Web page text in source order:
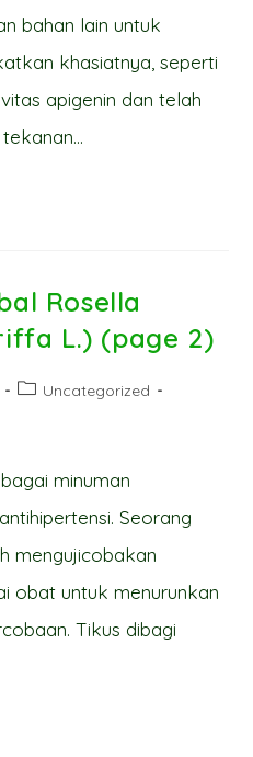
bahan lain untuk
khasiatnya, seperti
apigenin dan telah
Rosella
L.) (page 2)
PostUncategorized
minuman
Seorang
mengujicobakan
obat untuk menurunkan
Tikus dibagi